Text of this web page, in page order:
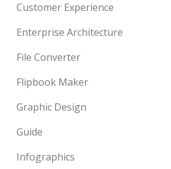
Customer Experience
Enterprise Architecture
File Converter
Flipbook Maker
Graphic Design
Guide
Infographics